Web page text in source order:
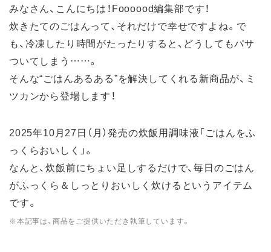
みなさん、こんにちは！Foooood編集部です！
炊きたてのごはんって、それだけで幸せですよね。で
も、冷凍したり時間がたったりすると、どうしてもパサ
ついてしまう……。
そんな“ごはんあるある”を解決してくれる新商品が、ミ
ツカンから登場します！
2025年10月27日（月）発売の炊飯用調味液「ごはんをふ
っくらおいしく」。
なんと、炊飯前にちょい足しするだけで、毎日のごはん
がふっくら＆しっとりおいしく炊けるというアイテム
です。
※本記事は、商品をご提供いただき執筆しています。